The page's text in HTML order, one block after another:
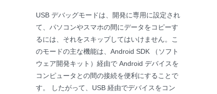
USB デバッグモードは、開発に専用に設定され
て、パソコンやスマホの間にデータをコピーす
るには、それをスキップしてはいけません。こ
のモードの主な機能は、Android SDK （ソフト
ウェア開発キット）経由で Android デバイスを
コンピュータとの間の接続を便利にすることで
す。 したがって、USB 経由でデバイスをコン